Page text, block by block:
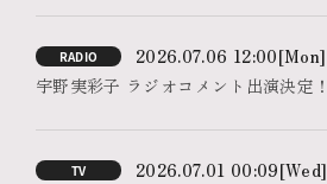
RADIO 2026.07.06 12:00[Mon]
宇野実彩子 ラジオコメント出演決定！
TV 2026.07.01 00:09[Wed]